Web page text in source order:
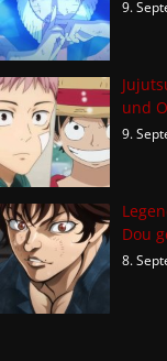
9.
und
9.
Dou
8.